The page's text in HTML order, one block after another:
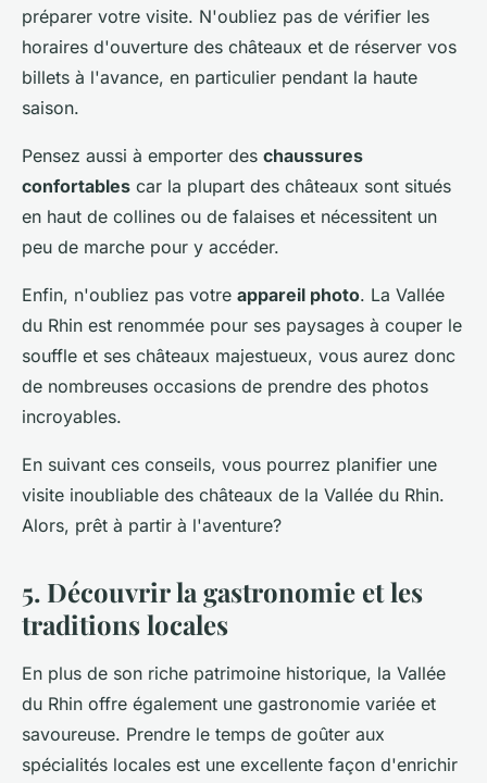
préparer votre visite. N'oubliez pas de vérifier les
horaires d'ouverture des châteaux et de réserver vos
billets à l'avance, en particulier pendant la haute
saison.
Pensez aussi à emporter des chaussures
confortables car la plupart des châteaux sont situés
en haut de collines ou de falaises et nécessitent un
peu de marche pour y accéder.
Enfin, n'oubliez pas votre appareil photo. La Vallée
du Rhin est renommée pour ses paysages à couper le
souffle et ses châteaux majestueux, vous aurez donc
de nombreuses occasions de prendre des photos
incroyables.
En suivant ces conseils, vous pourrez planifier une
visite inoubliable des châteaux de la Vallée du Rhin.
Alors, prêt à partir à l'aventure?
5. Découvrir la gastronomie et les
traditions locales
En plus de son riche patrimoine historique, la Vallée
du Rhin offre également une gastronomie variée et
savoureuse. Prendre le temps de goûter aux
spécialités locales est une excellente façon d'enrichir